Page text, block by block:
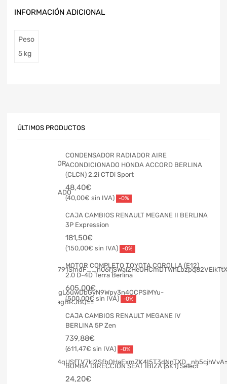
INFORMACIÓN ADICIONAL
Peso
5 kg
ÚLTIMOS PRODUCTOS
CONDENSADOR RADIADOR AIRE
ACONDICIONADO HONDA ACCORD BERLINA
(CLCN) 2.2i CTDi Sport
48,40€
40,00€ -0%
CAJA CAMBIOS RENAULT MEGANE II BERLINA
3P Expression
181,50€
150,00€ -0%
MOTOR COMPLETO TOYOTA COROLLA (E12)
2.0 D-4D Terra Berlina
605,00€
500,00€ -0%
CAJA CAMBIOS RENAULT MEGANE IV
BERLINA 5P Zen
739,88€
611,47€ -0%
BOMBA DIRECCION SEAT IBIZA (6K1) Select
24,20€